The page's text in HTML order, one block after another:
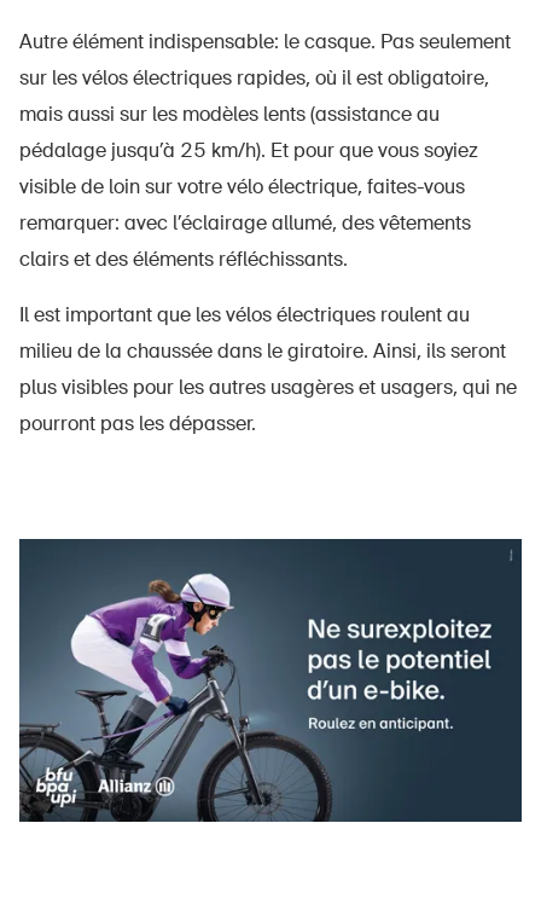
Autre élément indispensable: le casque. Pas seulement
sur les vélos électriques rapides, où il est obligatoire,
mais aussi sur les modèles lents (assistance au
pédalage jusqu’à 25 km/h). Et pour que vous soyiez
visible de loin sur votre vélo électrique, faites-vous
remarquer: avec l’éclairage allumé, des vêtements
clairs et des éléments réfléchissants.
Il est important que les vélos électriques roulent au
milieu de la chaussée dans le giratoire. Ainsi, ils seront
plus visibles pour les autres usagères et usagers, qui ne
pourront pas les dépasser.